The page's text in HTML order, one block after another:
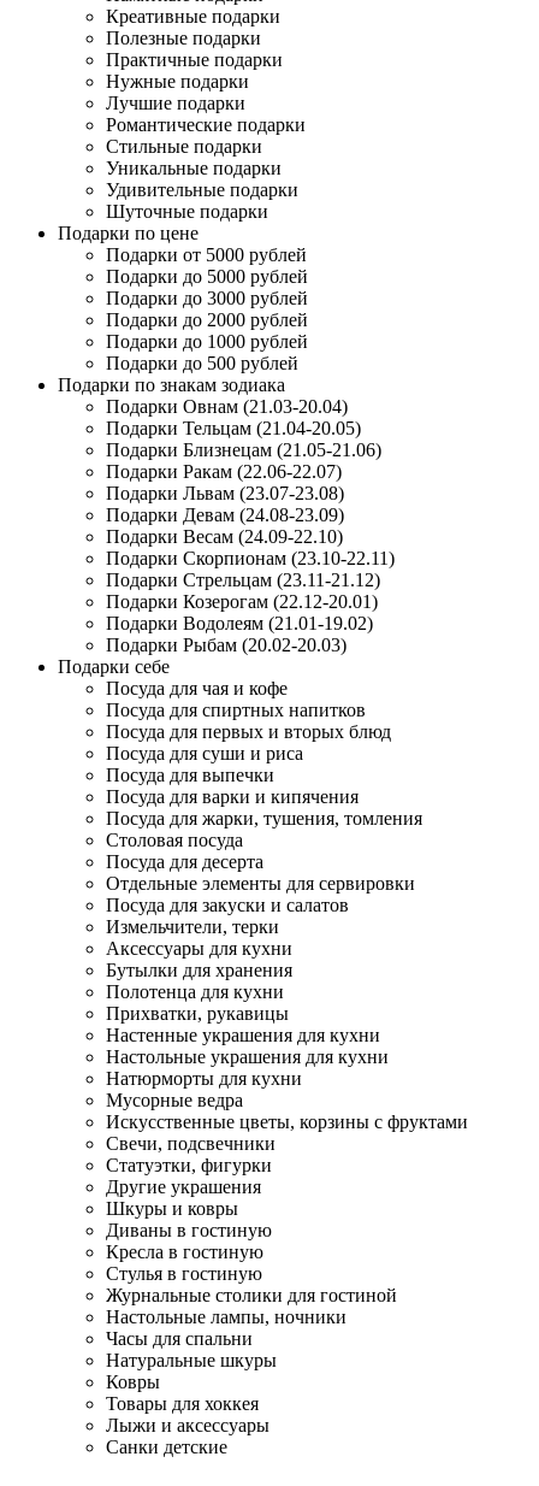
Креативные подарки
Полезные подарки
Практичные подарки
Нужные подарки
Лучшие подарки
Романтические подарки
Стильные подарки
Уникальные подарки
Удивительные подарки
Шуточные подарки
Подарки по цене
Подарки от 5000 рублей
Подарки до 5000 рублей
Подарки до 3000 рублей
Подарки до 2000 рублей
Подарки до 1000 рублей
Подарки до 500 рублей
Подарки по знакам зодиака
Подарки Овнам (21.03-20.04)
Подарки Тельцам (21.04-20.05)
Подарки Близнецам (21.05-21.06)
Подарки Ракам (22.06-22.07)
Подарки Львам (23.07-23.08)
Подарки Девам (24.08-23.09)
Подарки Весам (24.09-22.10)
Подарки Скорпионам (23.10-22.11)
Подарки Стрельцам (23.11-21.12)
Подарки Козерогам (22.12-20.01)
Подарки Водолеям (21.01-19.02)
Подарки Рыбам (20.02-20.03)
Подарки себе
Посуда для чая и кофе
Посуда для спиртных напитков
Посуда для первых и вторых блюд
Посуда для суши и риса
Посуда для выпечки
Посуда для варки и кипячения
Посуда для жарки, тушения, томления
Столовая посуда
Посуда для десерта
Отдельные элементы для сервировки
Посуда для закуски и салатов
Измельчители, терки
Аксессуары для кухни
Бутылки для хранения
Полотенца для кухни
Прихватки, рукавицы
Настенные украшения для кухни
Настольные украшения для кухни
Натюрморты для кухни
Мусорные ведра
Искусственные цветы, корзины с фруктами
Свечи, подсвечники
Статуэтки, фигурки
Другие украшения
Шкуры и ковры
Диваны в гостиную
Кресла в гостиную
Стулья в гостиную
Журнальные столики для гостиной
Настольные лампы, ночники
Часы для спальни
Натуральные шкуры
Ковры
Товары для хоккея
Лыжи и аксессуары
Санки детские